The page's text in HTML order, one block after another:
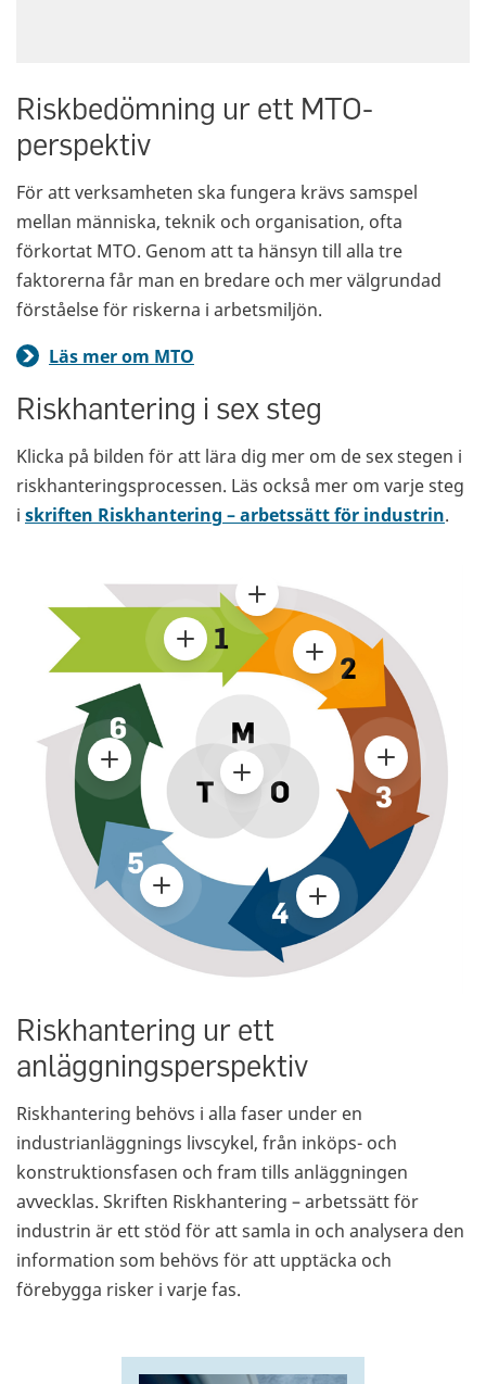
Riskbedömning ur ett MTO-
perspektiv
För att verksamheten ska fungera krävs samspel
mellan människa, teknik och organisation, ofta
förkortat MTO. Genom att ta hänsyn till alla tre
faktorerna får man en bredare och mer välgrundad
förståelse för riskerna i arbetsmiljön.
Läs mer om MTO
Riskhantering i sex steg
Klicka på bilden för att lära dig mer om de sex stegen i
riskhanteringsprocessen. Läs också mer om varje steg
i skriften Riskhantering – arbetssätt för industrin.
Riskhantering ur ett
anläggningsperspektiv
Riskhantering behövs i alla faser under en
industrianläggnings livscykel, från inköps- och
konstruktionsfasen och fram tills anläggningen
avvecklas. Skriften Riskhantering – arbetssätt för
industrin är ett stöd för att samla in och analysera den
information som behövs för att upptäcka och
förebygga risker i varje fas.